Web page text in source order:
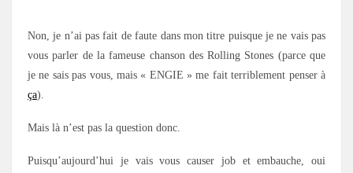
Non, je n’ai pas fait de faute dans mon titre puisque je ne vais pas
vous parler de la fameuse chanson des Rolling Stones (parce que
je ne sais pas vous, mais « ENGIE » me fait terriblement penser à
ça).
Mais là n’est pas la question donc.
Puisqu’aujourd’hui je vais vous causer job et embauche, oui